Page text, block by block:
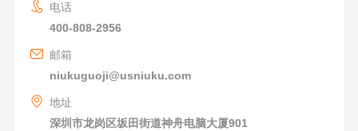
电话
400-808-2956
邮箱
niukuguoji@usniuku.com
地址
深圳市龙岗区坂田街道神舟电脑大厦901